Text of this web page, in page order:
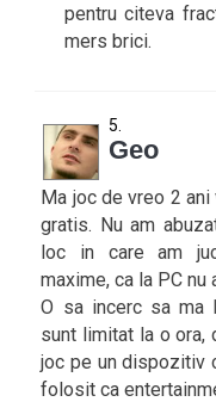
pentru citeva
mers brici.
Geo
Ma joc de vreo 2
gratis. Nu am
loc in care am
maxime, ca la PC
O sa incerc sa ma
sunt limitat la o ora,
joc pe un dispozitiv
folosit ca